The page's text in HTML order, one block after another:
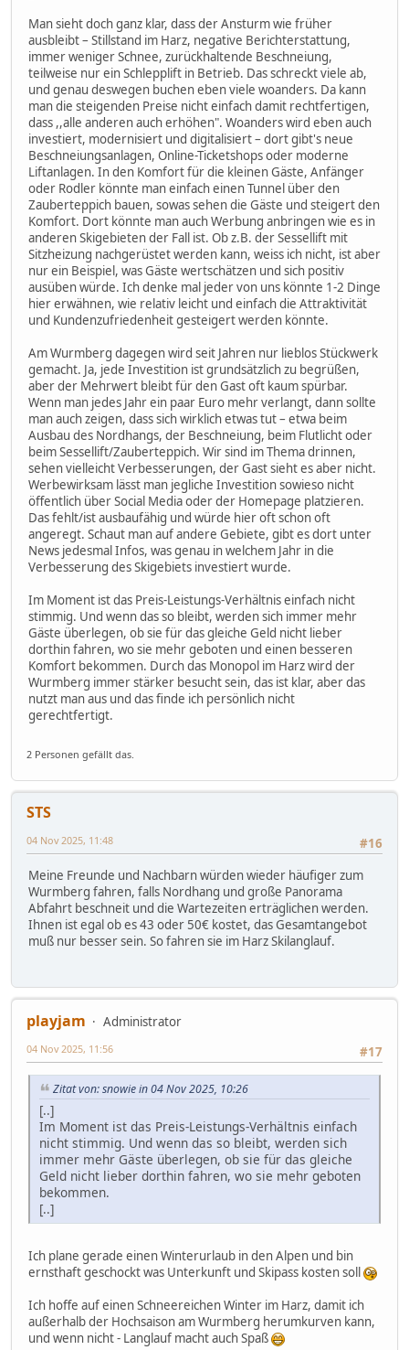
Man sieht doch ganz klar, dass der Ansturm wie früher
ausbleibt – Stillstand im Harz, negative Berichterstattung,
immer weniger Schnee, zurückhaltende Beschneiung,
teilweise nur ein Schlepplift in Betrieb. Das schreckt viele ab,
und genau deswegen buchen eben viele woanders. Da kann
man die steigenden Preise nicht einfach damit rechtfertigen,
dass ,,alle anderen auch erhöhen". Woanders wird eben auch
investiert, modernisiert und digitalisiert – dort gibt's neue
Beschneiungsanlagen, Online-Ticketshops oder moderne
Liftanlagen. In den Komfort für die kleinen Gäste, Anfänger
oder Rodler könnte man einfach einen Tunnel über den
Zauberteppich bauen, sowas sehen die Gäste und steigert den
Komfort. Dort könnte man auch Werbung anbringen wie es in
anderen Skigebieten der Fall ist. Ob z.B. der Sessellift mit
Sitzheizung nachgerüstet werden kann, weiss ich nicht, ist aber
nur ein Beispiel, was Gäste wertschätzen und sich positiv
ausüben würde. Ich denke mal jeder von uns könnte 1-2 Dinge
hier erwähnen, wie relativ leicht und einfach die Attraktivität
und Kundenzufriedenheit gesteigert werden könnte.
Am Wurmberg dagegen wird seit Jahren nur lieblos Stückwerk
gemacht. Ja, jede Investition ist grundsätzlich zu begrüßen,
aber der Mehrwert bleibt für den Gast oft kaum spürbar.
Wenn man jedes Jahr ein paar Euro mehr verlangt, dann sollte
man auch zeigen, dass sich wirklich etwas tut – etwa beim
Ausbau des Nordhangs, der Beschneiung, beim Flutlicht oder
beim Sessellift/Zauberteppich. Wir sind im Thema drinnen,
sehen vielleicht Verbesserungen, der Gast sieht es aber nicht.
Werbewirksam lässt man jegliche Investition sowieso nicht
öffentlich über Social Media oder der Homepage platzieren.
Das fehlt/ist ausbaufähig und würde hier oft schon oft
angeregt. Schaut man auf andere Gebiete, gibt es dort unter
News jedesmal Infos, was genau in welchem Jahr in die
Verbesserung des Skigebiets investiert wurde.
Im Moment ist das Preis-Leistungs-Verhältnis einfach nicht
stimmig. Und wenn das so bleibt, werden sich immer mehr
Gäste überlegen, ob sie für das gleiche Geld nicht lieber
dorthin fahren, wo sie mehr geboten und einen besseren
Komfort bekommen. Durch das Monopol im Harz wird der
Wurmberg immer stärker besucht sein, das ist klar, aber das
nutzt man aus und das finde ich persönlich nicht
gerechtfertigt.
2 Personen gefällt das.
STS
#16
04 Nov 2025, 11:48
Meine Freunde und Nachbarn würden wieder häufiger zum
Wurmberg fahren, falls Nordhang und große Panorama
Abfahrt beschneit und die Wartezeiten erträglichen werden.
Ihnen ist egal ob es 43 oder 50€ kostet, das Gesamtangebot
muß nur besser sein. So fahren sie im Harz Skilanglauf.
playjam
Administrator
#17
04 Nov 2025, 11:56
Zitat von: snowie in 04 Nov 2025, 10:26
[..]
Im Moment ist das Preis-Leistungs-Verhältnis einfach
nicht stimmig. Und wenn das so bleibt, werden sich
immer mehr Gäste überlegen, ob sie für das gleiche
Geld nicht lieber dorthin fahren, wo sie mehr geboten
bekommen.
[..]
Ich plane gerade einen Winterurlaub in den Alpen und bin
ernsthaft geschockt was Unterkunft und Skipass kosten soll
Ich hoffe auf einen Schneereichen Winter im Harz, damit ich
außerhalb der Hochsaison am Wurmberg herumkurven kann,
und wenn nicht - Langlauf macht auch Spaß